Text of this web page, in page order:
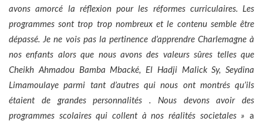
avons amorcé la réflexion pour les réformes curriculaires. Les
programmes sont trop trop nombreux et le contenu semble être
dépassé. Je ne vois pas la pertinence d’apprendre Charlemagne à
nos enfants alors que nous avons des valeurs sûres telles que
Cheikh Ahmadou Bamba Mbacké, El Hadji Malick Sy, Seydina
Limamoulaye parmi tant d’autres qui nous ont montrés qu’ils
étaient de grandes personnalités . Nous devons avoir des
programmes scolaires qui collent à nos réalités societales » a